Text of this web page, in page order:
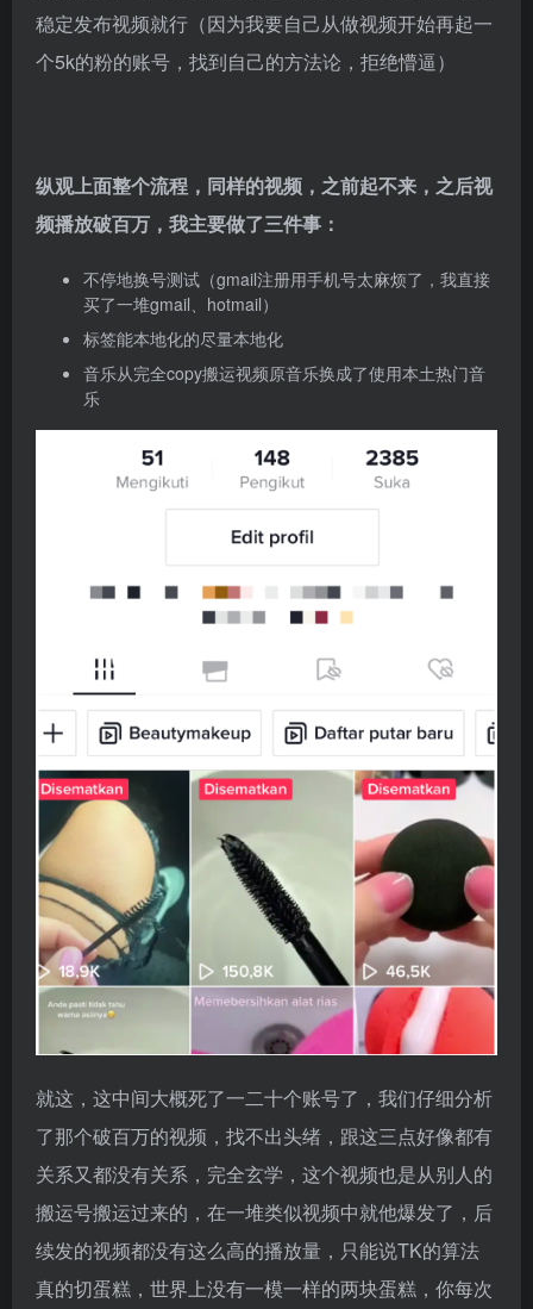
稳定发布视频就行（因为我要自己从做视频开始再起一
个5k的粉的账号，找到自己的方法论，拒绝懵逼）
纵观上面整个流程，同样的视频，之前起不来，之后视
频播放破百万，我主要做了三件事：
不停地换号测试（gmail注册用手机号太麻烦了，我直接
买了一堆gmail、hotmail）
标签能本地化的尽量本地化
音乐从完全copy搬运视频原音乐换成了使用本土热门音
乐
就这，这中间大概死了一二十个账号了，我们仔细分析
了那个破百万的视频，找不出头绪，跟这三点好像都有
关系又都没有关系，完全玄学，这个视频也是从别人的
搬运号搬运过来的，在一堆类似视频中就他爆发了，后
续发的视频都没有这么高的播放量，只能说TK的算法
真的切蛋糕，世界上没有一模一样的两块蛋糕，你每次